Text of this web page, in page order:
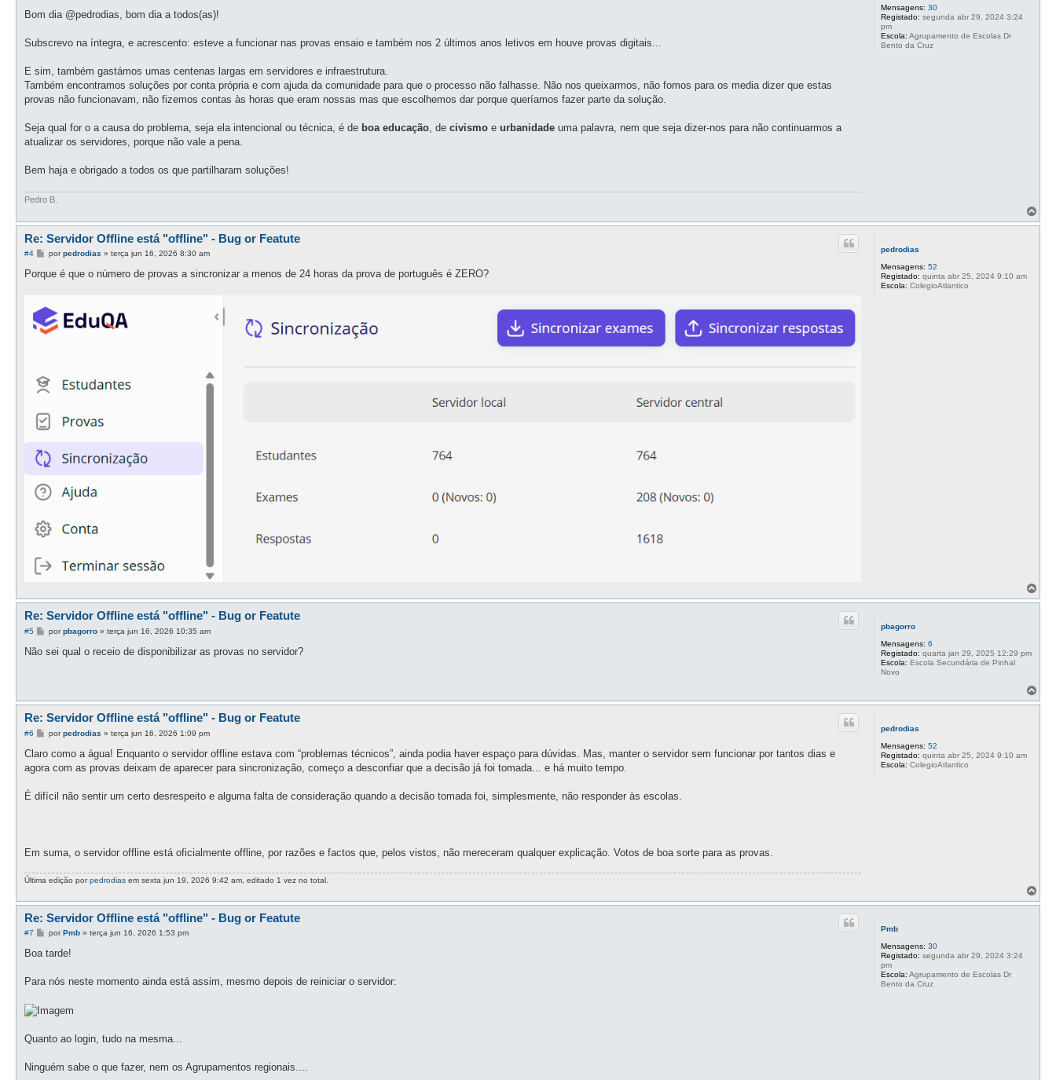
Mensagens: 30
Registado: segunda abr 29, 2024 3:24
pm
Escola: Agrupamento de Escolas Dr
Bento da Cruz
n
g
Bom dia @pedrodias, bom dia a todos(as)!
Subscrevo na íntegra, e acrescento: esteve a funcionar nas provas ensaio e também nos 2 últimos anos letivos em houve provas digitais...
E sim, também gastámos umas centenas largas em servidores e infraestrutura.
Também encontramos soluções por conta própria e com ajuda da comunidade para que o processo não falhasse. Não nos queixarmos, não fomos para os media dizer que estas
provas não funcionavam, não fizemos contas às horas que eram nossas mas que escolhemos dar porque queríamos fazer parte da solução.
Seja qual for o a causa do problema, seja ela intencional ou técnica, é de boa educação, de civismo e urbanidade uma palavra, nem que seja dizer-nos para não continuarmos a
atualizar os servidores, porque não vale a pena.
Bem haja e obrigado a todos os que partilharam soluções!
Pedro B.
o
pedrodias
Mensagens: 52
Registado: quinta abr 25, 2024 9:10 am
Escola: ColegioAtlantico
Re: Servidor Offline está "offline" - Bug or Featute
#4
M
n
s
e
m
porpedrodias » terça jun 16, 2026 8:30 am
Porque é que o número de provas a sincronizar a menos de 24 horas da prova de português é ZERO?
o
pbagorro
Mensagens: 6
Registado: quarta jan 29, 2025 12:29 pm
Escola: Escola Secundária de Pinhal
Novo
Re: Servidor Offline está "offline" - Bug or Featute
#5
M
n
porpbagorro» terça jun 16, 2026 10:35 am
Não sei qual o receio de disponibilizar as provas no servidor?
o
pedrodias
Mensagens: 52
Registado: quinta abr 25, 2024 9:10 am
Escola: ColegioAtlantico
Re: Servidor Offline está "offline" - Bug or Featute
#6
M
n
a
m
porpedrodias » terça jun 16, 2026 1:09 pm
Claro como a água! Enquanto o servidor offline estava com “problemas técnicos”, ainda podia haver espaço para dúvidas. Mas, manter o servidor sem funcionar por tantos dias e
agora com as provas deixam de aparecer para sincronização, começo a desconfiar que a decisão já foi tomada... e há muito tempo.
É difícil não sentir um certo desrespeito e alguma falta de consideração quando a decisão tomada foi, simplesmente, não responder às escolas.
Em suma, o servidor offline está oficialmente offline, por razões e factos que, pelos vistos, não mereceram qualquer explicação. Votos de boa sorte para as provas.
Última edição porpedrodias em sexta jun 19, 2026 9:42 am, editado 1 vez no total.
o
Pmb
Mensagens: 30
Registado: segunda abr 29, 2024 3:24
pm
Escola: Agrupamento de Escolas Dr
Bento da Cruz
Re: Servidor Offline está "offline" - Bug or Featute
#7
M
n
g
porPmb» terça jun 16, 2026 1:53 pm
Boa tarde!
Para nós neste momento ainda está assim, mesmo depois de reiniciar o servidor:
Quanto ao login, tudo na mesma...
Ninguém sabe o que fazer, nem os Agrupamentos regionais....